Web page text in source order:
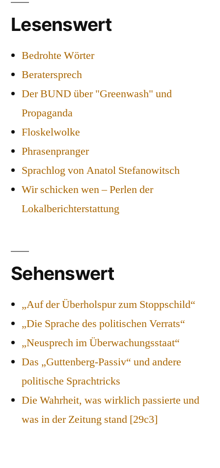
Lesenswert
Bedrohte Wörter
Beratersprech
Der BUND über "Greenwash" und
Propaganda
Floskelwolke
Phrasenpranger
Sprachlog von Anatol Stefanowitsch
Wir schicken wen – Perlen der
Lokalberichterstattung
Sehenswert
„Auf der Überholspur zum Stoppschild“
„Die Sprache des politischen Verrats“
„Neusprech im Überwachungsstaat“
Das „Guttenberg-Passiv“ und andere
politische Sprachtricks
Die Wahrheit, was wirklich passierte und
was in der Zeitung stand [29c3]